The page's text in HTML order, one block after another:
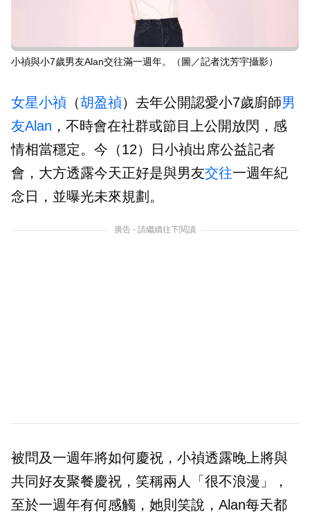
小禎與小7歲男友Alan交往滿一週年。（圖／記者沈芳宇攝影）
女星小禎 （胡盈禎）去年公開認愛小7歲廚師男
友Alan ，不時會在社群或節目上公開放閃，感
情相當穩定。今（12）日小禎出席公益記者
會，大方透露今天正好是與男友交往一週年紀
念日，並曝光未來規劃。
廣告 - 請繼續往下閱讀
被問及一週年將如何慶祝，小禎透露晚上將與
共同好友聚餐慶祝，笑稱兩人「很不浪漫」，
至於一週年有何感觸，她則笑說，Alan每天都